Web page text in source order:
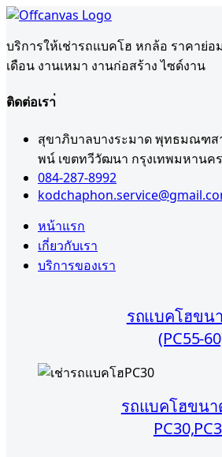
บริการให้เช่ารถแบคโฮ หกล้อ ราคาย่อ
เดือน งานเหมา งานก่อสร้าง ไซด์งาน
ติดต่อเรา่
สุขาภิบาลบางระมาด พุทธมณฑส
พน์ เขตทวีวัฒนา กรุงเทพมหานค
084-287-8992
หน้าแรก
เกี่ยวกับเรา
บริการของเรา
รถแบคโฮขน
(PC55-
รถแบคโฮขนา